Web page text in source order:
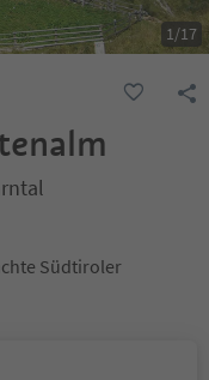
1/17
Südtiroler